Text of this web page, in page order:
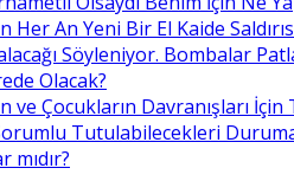
Her An Yeni Bir El Kaide
Söyleniyor. Bombalar
Olacak?
ve Çocukların Davranışları İçin
Tutulabilecekleri
mıdır?